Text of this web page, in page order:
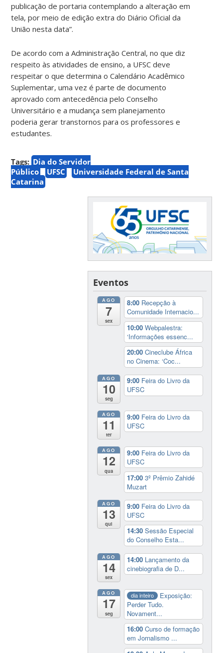
publicação de portaria contemplando a alteração em
tela, por meio de edição extra do Diário Oficial da
União nesta data”.
De acordo com a Administração Central, no que diz
respeito às atividades de ensino, a UFSC deve
respeitar o que determina o Calendário Acadêmico
Suplementar, uma vez é parte de documento
aprovado com antecedência pelo Conselho
Universitário e a mudança sem planejamento
poderia gerar transtornos para os professores e
estudantes.
Tags: Dia do Servidor
Público
UFSC
Universidade Federal de Santa
Catarina
Eventos
AGO
7
sex
8:00 Recepção à
Comunidade Internacio...
10:00Webpalestra:
‘Informações essenc...
20:00Cineclube África
no Cinema: ‘Coc...
AGO
10
seg
9:00 Feira do Livro da
UFSC
AGO
11
ter
9:00 Feira do Livro da
UFSC
AGO
12
qua
9:00 Feira do Livro da
UFSC
17:003º Prêmio Zahidé
Muzart
AGO
13
qui
9:00 Feira do Livro da
UFSC
14:30Sessão Especial
do Conselho Esta...
AGO
14
sex
14:00 Lançamento da
cinebiografia de D...
AGO
17
seg
dia inteiro
Exposição:
Perder Tudo.
Novament...
16:00Curso de formação
em Jornalismo ...